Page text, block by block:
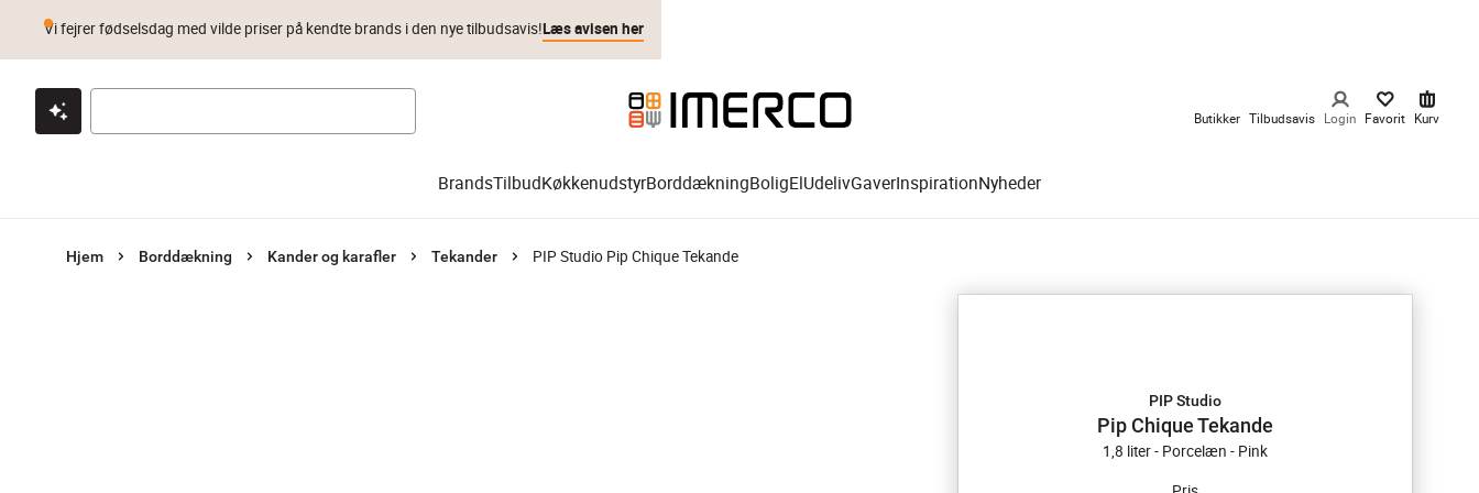
Klik & hent Byt i 1 år Prismatch
Vi fejrer fødselsdag med vilde priser på kendte brands i den nye tilbudsavis!Læs avisen her
Butikker Tilbudsavis Login Favorit Kurv
BrandsTilbudKøkkenudstyrBorddækningBoligElUdelivGaverInspirationNyheder
Hjem Borddækning Kander og karafler Tekander PIP Studio Pip Chique Tekande
PIP Studio
Pip Chique Tekande
1,8 liter - Porcelæn - Pink